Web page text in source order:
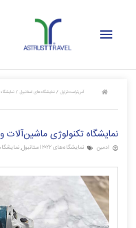
فهرست
آس‌تراست‌تراول / نمایشگاه‌های استانبول /نمایشگاه‌های
نمایشگاه تکنولوژی ماشین‌آلات
ادمین نمایشگاه‌های ۲۰۲۲ استانبول ,